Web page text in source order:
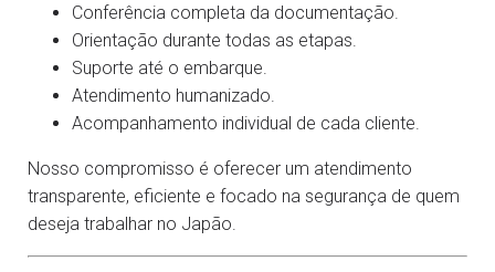
Conferência completa da documentação.
Orientação durante todas as etapas.
Suporte até o embarque.
Atendimento humanizado.
Acompanhamento individual de cada cliente.
Nosso compromisso é oferecer um atendimento
transparente, eficiente e focado na segurança de quem
deseja trabalhar no Japão.